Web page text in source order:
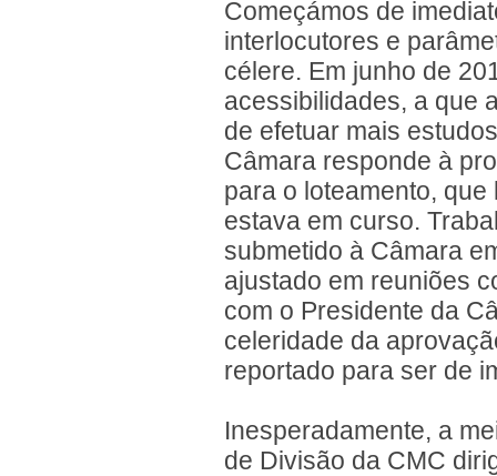
Começámos de
interlocutores e
célere. Em junho de
acessibilidades, a que
de efetuar mais
Câmara responde à
para o loteamento,
estava em curso.
submetido à Câmara
ajustado em reuniões
com o Presidente da
celeridade da
reportado para ser de
Inesperadamente, a
de Divisão da CMC